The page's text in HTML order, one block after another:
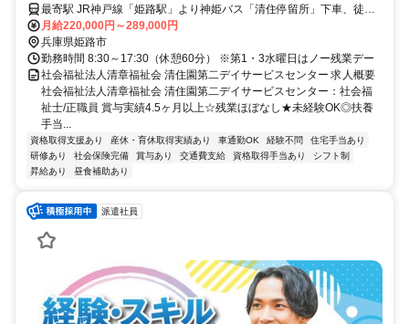
駅・デイサービス・社会福祉士・正職員】
最寄駅 JR神戸線「姫路駅」より神姫バス「清住停留所」下車、徒歩1
分
月給220,000円～289,000円
兵庫県姫路市
勤務時間 8:30～17:30（休憩60分） ※第1・3水曜日はノー残業デー
社会福祉法人清章福祉会 清住園第二デイサービスセンター 求人概要
社会福祉法人清章福祉会 清住園第二デイサービスセンター：社会福
祉士/正職員 賞与実績4.5ヶ月以上☆残業ほぼなし★未経験OK◎扶養
手当...
資格取得支援あり 産休・育休取得実績あり 車通勤OK 経験不問
住宅手当あり
研修あり
社会保険完備 賞与あり 交通費支給 資格取得手当あり
シフト制
昇給あり
昼食補助あり
派遣社員